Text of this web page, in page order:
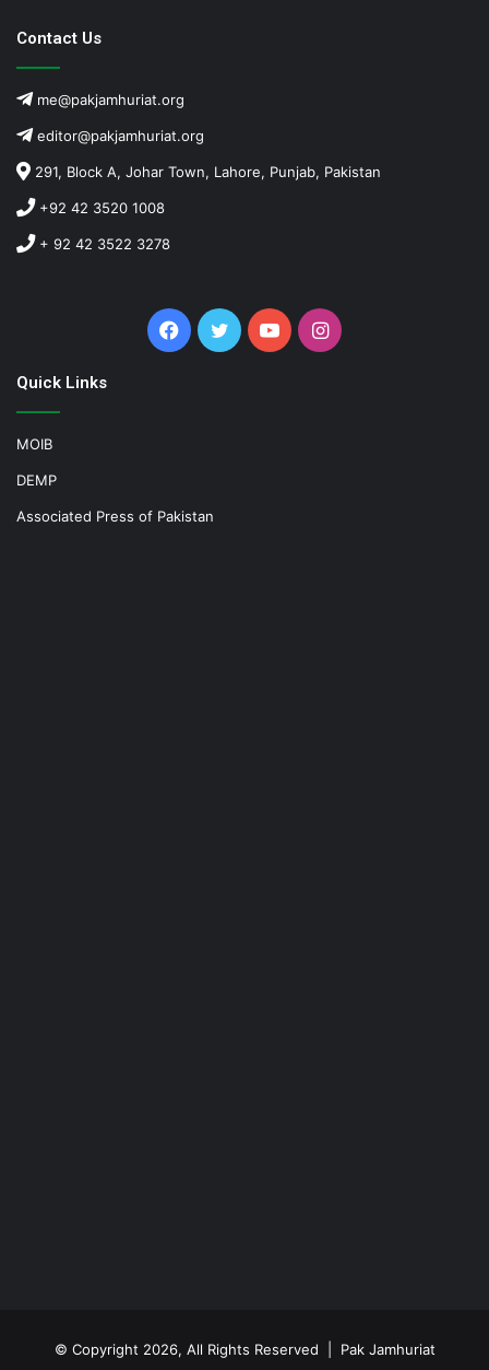
Contact Us
me@pakjamhuriat.org
editor@pakjamhuriat.org
291, Block A, Johar Town, Lahore, Punjab, Pakistan
+92 42 3520 1008
+ 92 42 3522 3278
Facebook
TwitterYouTubeInstagram
Quick Links
MOIB
DEMP
Associated Press of Pakistan
© Copyright 2026, All Rights Reserved | Pak Jamhuriat